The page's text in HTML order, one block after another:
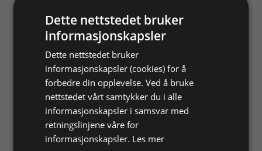
smykkerens og pudseklud.
Til smykker af sølv og
forsølvet.
Varenr. 240220
På lager
smykkerens og pudseklud.
Varenr. 240221
Dette nettstedet bruker
informasjonskapsler
Dette nettstedet bruker
informasjonskapsler (cookies) for å
forbedre din opplevelse. Ved å bruke
nettstedet vårt samtykker du i alle
informasjonskapsler i samsvar med
retningslinjene våre for
informasjonskapsler. Les mer